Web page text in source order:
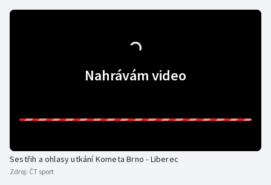
Nahrávám video
Sestřih a ohlasy utkání Kometa Brno - Liberec
Zdroj: ČT sport